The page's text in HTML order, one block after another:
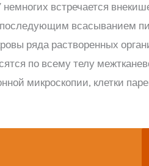
встречается
последующим всасыванием
ряда растворенных
по всему телу
микроскопии, клетки